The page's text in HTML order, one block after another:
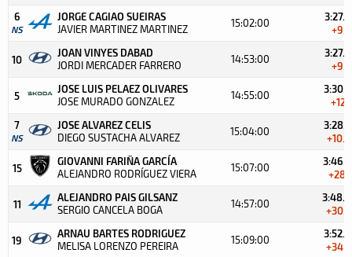
6
NS
JORGE CAGIAO SUEIRAS
JAVIER MARTINEZ MARTINEZ 15:02:00
3:27.8
+9.7
10
JOAN VINYES DABAD
JORDI MERCADER FARRERO 14:53:00
3:27.6
+9.5
5
JOSE LUIS PELAEZ OLIVARES
JOSE MURADO GONZALEZ 14:55:00
3:30.2
+12.1
7
NS
JOSE ALVAREZ CELIS
DIEGO SUSTACHA ALVAREZ 15:04:00
3:28.5
+10.4
15
GIOVANNI FARIÑA GARCÍA
ALEJANDRO RODRÍGUEZ VIERA 15:07:00
3:46.2
+28.1
11
ALEJANDRO PAIS GILSANZ
SERGIO CANCELA BOGA 14:57:00
3:48.4
+30.3
19
ARNAU BARTES RODRIGUEZ
MELISA LORENZO PEREIRA 15:09:00
3:52.4
+34.3